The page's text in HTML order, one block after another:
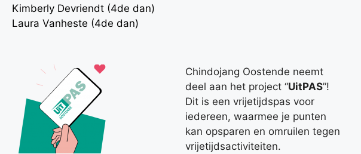
Kimberly Devriendt (4de dan)
Laura Vanheste (4de dan)
Chindojang Oostende neemt
deel aan het project “UitPAS”!
Dit is een vrijetijdspas voor
iedereen, waarmee je punten
kan opsparen en omruilen tegen
vrijetijdsactiviteiten.